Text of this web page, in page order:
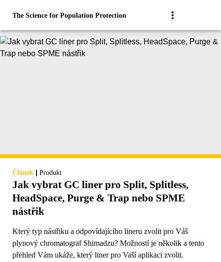
The Science for Population Protection
Článek | Produkt
Jak vybrat GC liner pro Split, Splitless,
HeadSpace, Purge & Trap nebo SPME
nástřik
Který typ nástřiku a odpovídajícího lineru zvolit pro Váš
plynový chromatograf Shimadzu? Možností je několik a tento
přehled Vám ukáže, který liner pro Vaší aplikaci zvolit.